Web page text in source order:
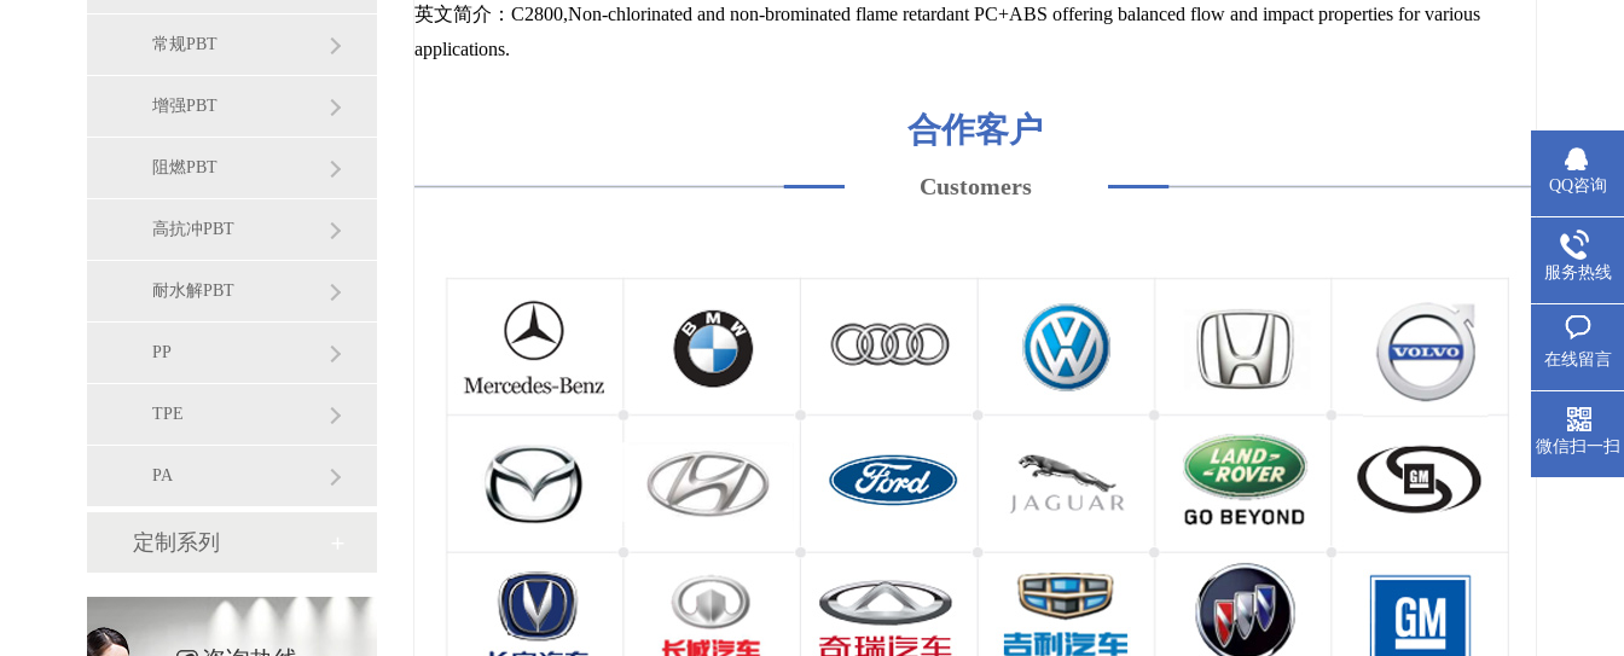
常规PBT
增强PBT
阻燃PBT
高抗冲PBT
耐水解PBT
PP
TPE
PA
定制系列
英文简介：C2800,Non-chlorinated and non-brominated flame retardant PC+ABS offering balanced flow and impact properties for various
applications.
合作客户
Customers QQ咨询
服务热线
在线留言
微信扫一扫